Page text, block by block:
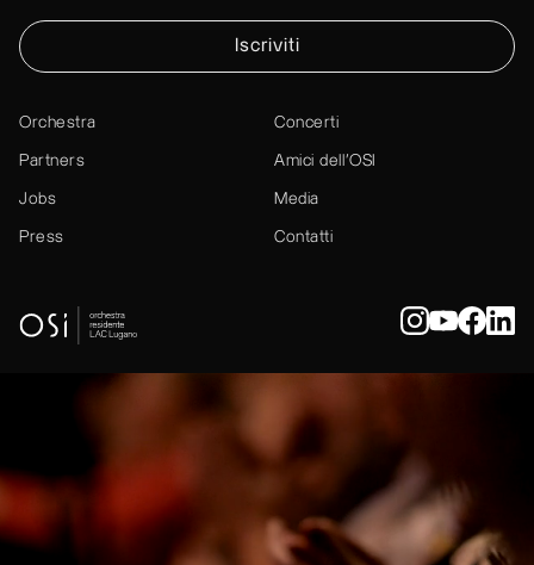
Iscriviti
Orchestra Concerti
Partners Amici dell’OSI
Jobs Media
Press Contatti